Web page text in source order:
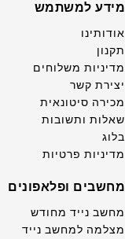
מידע למשתמש
אודותינו
תקנון
מדיניות משלוחים
יצירת קשר
מכירה סיטונאית
שאלות ותשובות
בלוג
מדיניות פרטיות
מחשבים ופלאפונים
מחשב נייד מחודש
מצלמה למחשב נייד